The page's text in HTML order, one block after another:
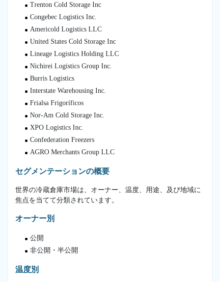
Trenton Cold Storage Inc
Congebec Logistics Inc.
Americold Logistics LLC
United States Cold Storage Inc
Lineage Logistics Holding LLC
Nichirei Logistics Group Inc.
Burris Logistics
Interstate Warehousing Inc.
Frialsa Frigoríficos
Nor-Am Cold Storage Inc.
XPO Logistics Inc.
Confederation Freezers
AGRO Merchants Group LLC
セグメンテーションの概要
世界の冷蔵倉庫市場は、オーナー、温度、用途、及び地域に
焦点を当てて分類されています。
オーナー別
公開
非公開・半公開
温度別